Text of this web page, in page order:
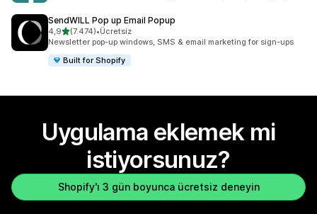
SendWILL Pop up Email Popup
4,95 yıldız üzerinden
(7.474)
toplam 7474 değerlendirme
•Ücretsiz
Newsletter pop-up windows, SMS & email marketing for sign-ups
Built for Shopify
Uygulama eklemek mi
istiyorsunuz?
Shopify'ı 3 gün boyunca ücretsiz deneyin